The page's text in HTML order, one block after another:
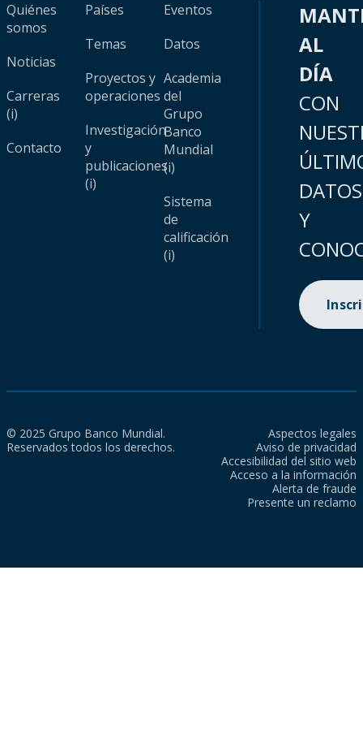
Quiénes
somos
Noticias
Carreras
(i)
Contacto
Países
Temas
Proyectos y
operaciones
Investigación
y
publicaciones
(i)
Eventos
Datos
Academia
del
Grupo
Banco
Mundial
(i)
Sistema
de
calificación
(i)
AL
DÍA
CON
DATOS
Y
© 2025 Grupo Banco Mundial.
Reservados todos los derechos.
Aspectos legales
Aviso de privacidad
Accesibilidad del sitio web
Acceso a la información
Alerta de fraude
Presente un reclamo